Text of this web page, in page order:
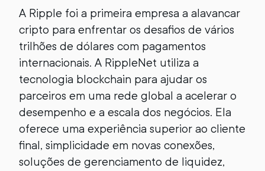
A Ripple foi a primeira empresa a alavancar
cripto para enfrentar os desafios de vários
trilhões de dólares com pagamentos
internacionais. A RippleNet utiliza a
tecnologia blockchain para ajudar os
parceiros em uma rede global a acelerar o
desempenho e a escala dos negócios. Ela
oferece uma experiência superior ao cliente
final, simplicidade em novas conexões,
soluções de gerenciamento de liquidez,